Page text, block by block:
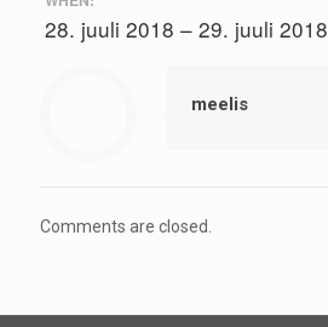
28. juuli 2018 – 29. juuli 2018
meelis
Comments are closed.